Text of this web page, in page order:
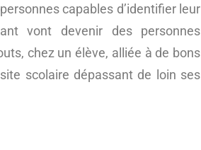
capables d’identifier leur
vont devenir des personnes
chez un élève, alliée à de bons
scolaire dépassant de loin ses